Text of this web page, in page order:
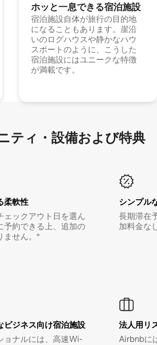
ホッと一⁠息⁠で⁠き⁠る宿⁠泊施⁠設
宿泊施設自体が旅行の目的地
になることもあります。崖沿
いのログハウスや静かなハウ
スボートのように、こうした
宿泊施設にはユニークな特徴
が満載です。
テ⁠ィ⁠・設⁠備⁠および特⁠典
柔軟性
ェックアウト日を選ん
予約できる上、追加の
ません。*
シンプル
長期滞在
加料金な
ビ⁠ジ⁠ネ⁠ス⁠向⁠け宿⁠泊⁠施⁠設
ョナルには、高速Wi-
法人用リ
Airbnbに